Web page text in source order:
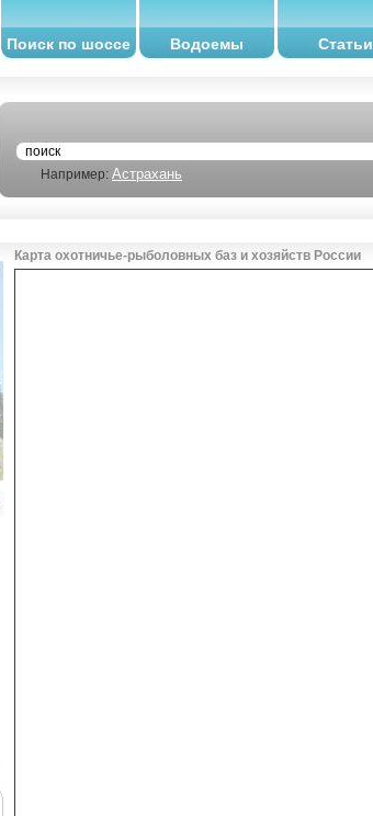
Поиск по шоссе Водоемы Статьи
Например: Астрахань
Карта охотничье-рыболовных баз и хозяйств России